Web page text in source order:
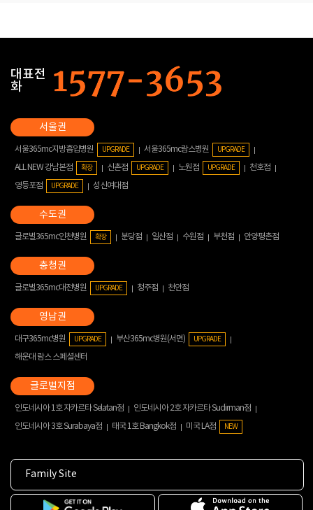
대표전
화
서울365mc지방흡입병원 UPGRADE 서울365mc람스병원 UPGRADE
ALL NEW 강남본점 확장 신촌점 UPGRADE 노원점 UPGRADE
천호점
영등포점
UPGRADE 성신여대점
글로벌365mc인천병원 확장 분당점 일산점 수원점 부천점 안양평촌점
글로벌365mc대전병원 UPGRADE 청주점 천안점
대구365mc병원 UPGRADE 부산365mc병원(서면) UPGRADE
해운대 람스 스페셜센터
인도네시아 1호 자카르타 Selatan점
인도네시아 2호 자카르타 Sudirman점
인도네시아 3호 Surabaya점
태국 1호 Bangkok점 미국 LA점 NEW
Family Site